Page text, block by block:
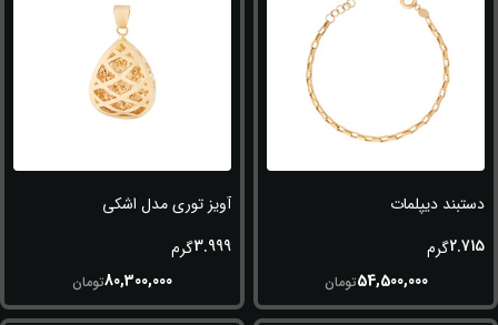
دستبند دیپلمات
2.715گرم
54,500,000تومان
آویز توری مدل اشکی
3.999گرم
80,300,000تومان